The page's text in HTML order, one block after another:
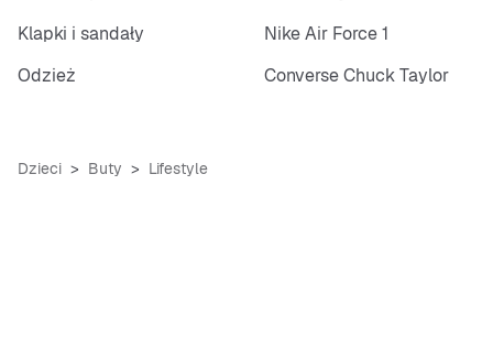
Klapki i sandały
Nike Air Force 1
Odzież
Converse Chuck Taylor
Dzieci Buty Lifestyle